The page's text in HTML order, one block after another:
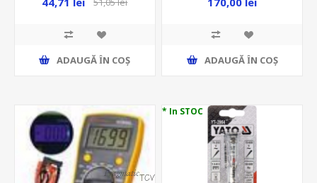
ADAUGĂ ȊN COŞ ADAUGĂ ȊN COŞ
* In STOC